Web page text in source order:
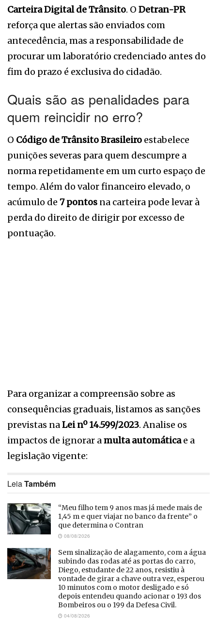
Carteira Digital de Trânsito. O Detran-PR
reforça que alertas são enviados com
antecedência, mas a responsabilidade de
procurar um laboratório credenciado antes do
fim do prazo é exclusiva do cidadão.
Quais são as penalidades para
quem reincidir no erro?
O Código de Trânsito Brasileiro estabelece
punições severas para quem descumpre a
norma repetidamente em um curto espaço de
tempo. Além do valor financeiro elevado, o
acúmulo de 7 pontos na carteira pode levar à
perda do direito de dirigir por excesso de
pontuação.
Para organizar a compreensão sobre as
consequências graduais, listamos as sanções
previstas naLei nº 14.599/2023. Analise os
impactos de ignorar amulta automáticae a
legislação vigente:
LeiaTambém
“Meu filho tem 9 anos mas já mede mais de
1,45 m e quer viajar no banco da frente” o
que determina o Contran
08/08/2026
Sem sinalização de alagamento, com a água
subindo das rodas até as portas do carro,
Diego, estudante de 22 anos, resistiu à
vontade de girar a chave outra vez, esperou
10 minutos com o motor desligado e só
depois entendeu quando acionar o 193 dos
Bombeiros ou o 199 da Defesa Civil.
04/08/2026